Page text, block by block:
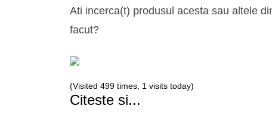
Ati incerca(t) produsul acesta sau altele
facut?
(Visited 499 times, 1 visits today)
Citeste si...